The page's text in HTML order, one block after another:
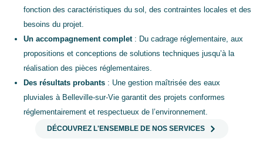
fonction des caractéristiques du sol, des contraintes locales et des
besoins du projet.
Un accompagnement complet : Du cadrage réglementaire, aux
propositions et conceptions de solutions techniques jusqu’à la
réalisation des pièces réglementaires.
Des résultats probants : Une gestion maîtrisée des eaux
pluviales à Belleville-sur-Vie garantit des projets conformes
réglementairement et respectueux de l’environnement.
DÉCOUVREZ L'ENSEMBLE DE NOS SERVICES